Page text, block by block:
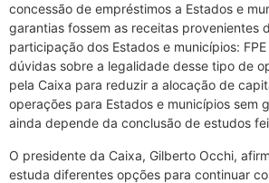
concessão de empréstimos a Estados e
garantias fossem as receitas provenientes
participação dos Estados e municípios: FPE
dúvidas sobre a legalidade desse tipo de
pela Caixa para reduzir a alocação de
operações para Estados e municípios sem
ainda depende da conclusão de estudos
O presidente da Caixa, Gilberto Occhi,
estuda diferentes opções para continuar